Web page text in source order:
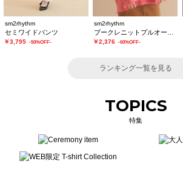
sm2rhythm
セミワイドパンツ
￥3,795 -50%OFF-
sm2rhythm
￥2,376 -60%OFF-
ランキング一覧を見る
TOPICS
特集